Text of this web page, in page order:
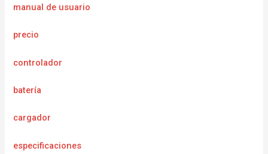
manual de usuario
precio
controlador
batería
cargador
especificaciones